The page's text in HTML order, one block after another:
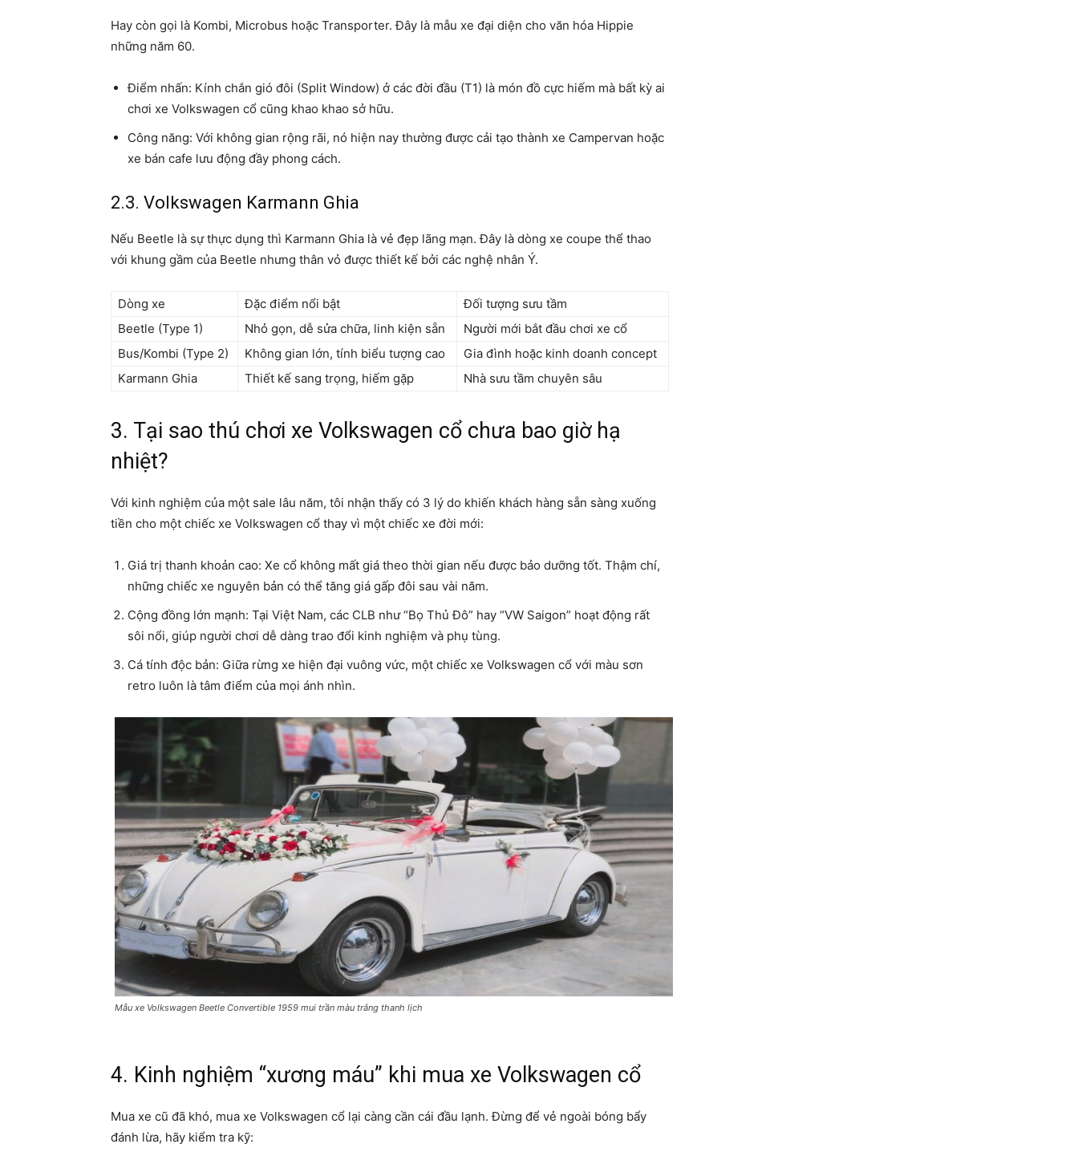
Hay còn gọi là Kombi, Microbus hoặc Transporter. Đây là mẫu xe đại diện cho văn hóa Hippie
những năm 60.
Điểm nhấn: Kính chắn gió đôi (Split Window) ở các đời đầu (T1) là món đồ cực hiếm mà bất kỳ ai
chơi xe Volkswagen cổ cũng khao khao sở hữu.
Công năng: Với không gian rộng rãi, nó hiện nay thường được cải tạo thành xe Campervan hoặc
xe bán cafe lưu động đầy phong cách.
2.3. Volkswagen Karmann Ghia
Nếu Beetle là sự thực dụng thì Karmann Ghia là vẻ đẹp lãng mạn. Đây là dòng xe coupe thể thao
với khung gầm của Beetle nhưng thân vỏ được thiết kế bởi các nghệ nhân Ý.
Dòng xe Đặc điểm nổi bật
Đối tượng sưu tầm
Beetle (Type 1)
Nhỏ gọn, dễ sửa chữa, linh kiện sẵn
Người mới bắt đầu chơi xe cổ
Bus/Kombi (Type 2)
Không gian lớn, tính biểu tượng cao
Gia đình hoặc kinh doanh concept
Karmann Ghia
Thiết kế sang trọng, hiếm gặp Nhà sưu tầm chuyên sâu
3. Tại sao thú chơi xe Volkswagen cổ chưa bao giờ hạ
nhiệt?
Với kinh nghiệm của một sale lâu năm, tôi nhận thấy có 3 lý do khiến khách hàng sẵn sàng xuống
tiền cho một chiếc xe Volkswagen cổ thay vì một chiếc xe đời mới:
Giá trị thanh khoản cao: Xe cổ không mất giá theo thời gian nếu được bảo dưỡng tốt. Thậm chí,
những chiếc xe nguyên bản có thể tăng giá gấp đôi sau vài năm.
Cộng đồng lớn mạnh: Tại Việt Nam, các CLB như “Bọ Thủ Đô” hay “VW Saigon” hoạt động rất
sôi nổi, giúp người chơi dễ dàng trao đổi kinh nghiệm và phụ tùng.
Cá tính độc bản: Giữa rừng xe hiện đại vuông vức, một chiếc xe Volkswagen cổ với màu sơn
retro luôn là tâm điểm của mọi ánh nhìn.
Mẫu xe Volkswagen Beetle Convertible 1959 mui trần màu trắng thanh lịch
4. Kinh nghiệm “xương máu” khi mua xe Volkswagen cổ
Mua xe cũ đã khó, mua xe Volkswagen cổ lại càng cần cái đầu lạnh. Đừng để vẻ ngoài bóng bẩy
đánh lừa, hãy kiểm tra kỹ: